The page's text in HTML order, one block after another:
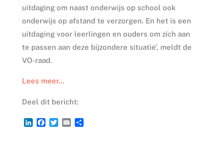
uitdaging om naast onderwijs op school ook
onderwijs op afstand te verzorgen. En het is een
uitdaging voor leerlingen en ouders om zich aan
te passen aan deze bijzondere situatie’, meldt de
VO-raad.
Lees meer…
Deel dit bericht:
L
F
T
E
D